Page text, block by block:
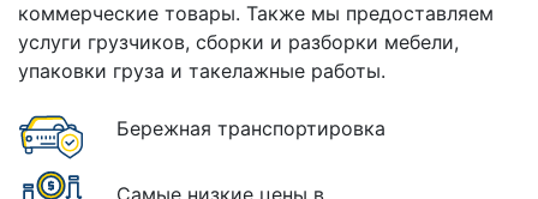
коммерческие товары. Также мы предоставляем
услуги грузчиков, сборки и разборки мебели,
упаковки груза и такелажные работы.
Бережная транспортировка
Самые низкие цены в